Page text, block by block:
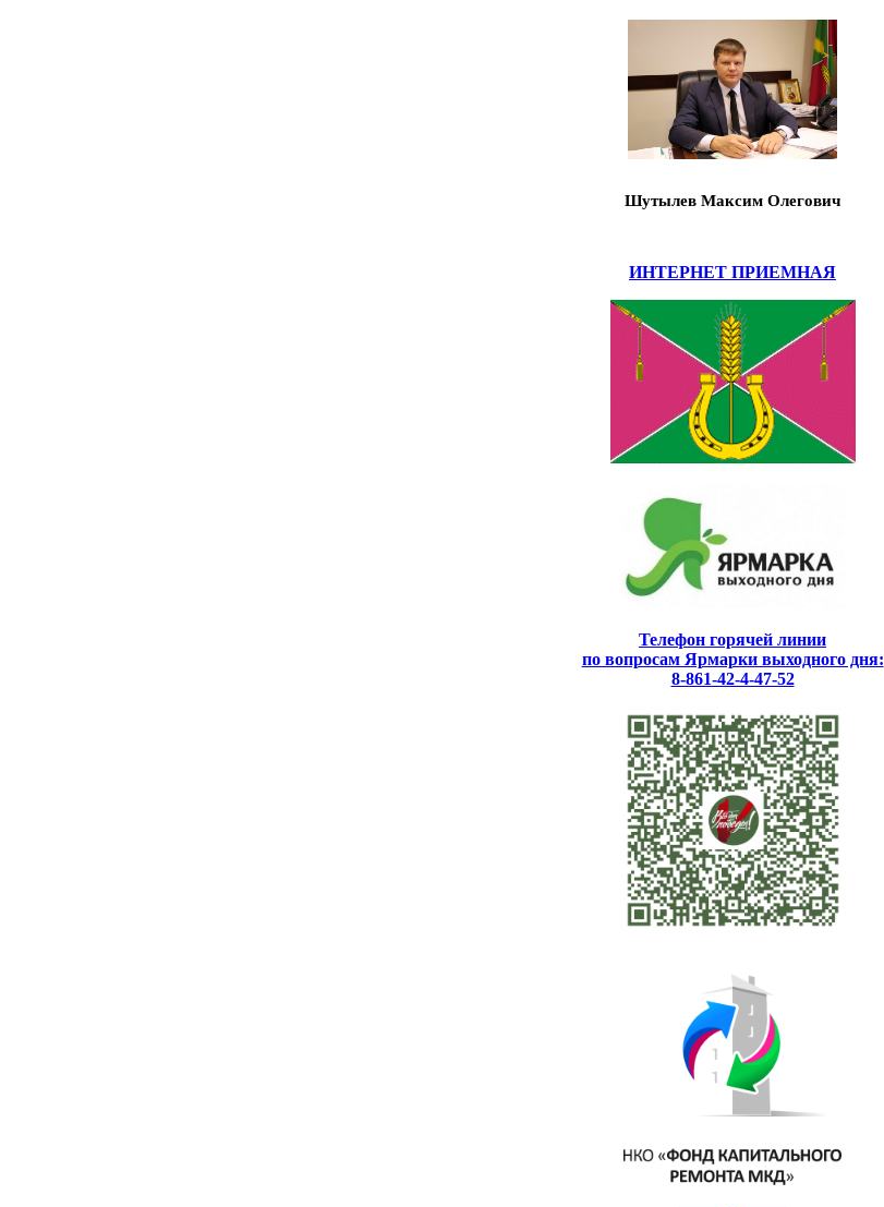
Шутылев Максим Олегович
ИНТЕРНЕТ ПРИЕМНАЯ
Телефон горячей линии
по вопросам Ярмарки выходного дня:
8-861-42-4-47-52